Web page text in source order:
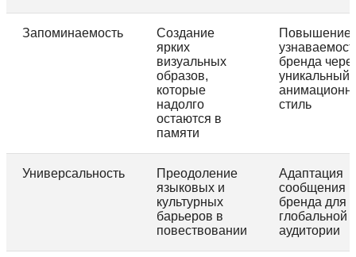
Запоминаемость
Создание
ярких
визуальных
образов,
которые
надолго
остаются в
памяти
Повышение
бренда
уникальный
стиль
Универсальность
Преодоление
языковых и
культурных
барьеров в
повествовании
Адаптация
сообщения
бренда для
глобальной
аудитории